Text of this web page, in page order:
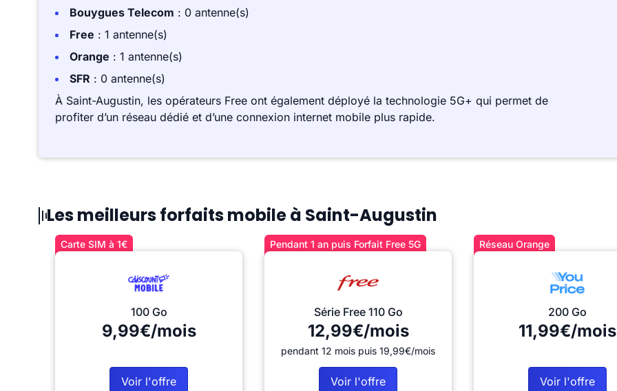
Bouygues Telecom : 0 antenne(s)
Free : 1 antenne(s)
Orange : 1 antenne(s)
SFR : 0 antenne(s)
À Saint-Augustin, les opérateurs Free ont également déployé la technologie 5G+ qui permet de
profiter d’un réseau dédié et d’une connexion internet mobile plus rapide.
Les meilleurs forfaits mobile à Saint-Augustin
Carte SIM à 1€
100 Go
9,99€/mois
Voir l'offre
Pendant 1 an puis Forfait Free 5G
Série Free 110 Go
12,99€/mois
pendant 12 mois puis 19,99€/mois
Voir l'offre
Réseau Orange
200 Go
11,99€/mois
Voir l'offre